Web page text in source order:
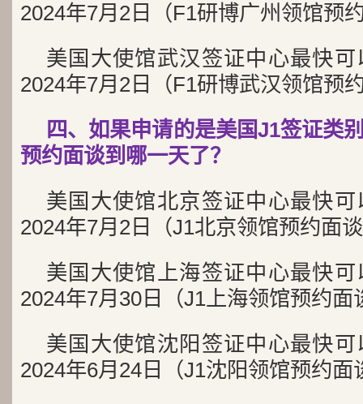
2024年7月2日（F1研博广州领馆预
美国大使馆武汉签证中心最快
2024年7月2日（F1研博武汉领馆预
四、如果申请的是美国J1签证类
预约面谈到哪一天了？
美国大使馆北京签证中心最快
2024年7月2日（J1北京领馆预约面
美国大使馆上海签证中心最快
2024年7月30日（J1上海领馆预约面
美国大使馆沈阳签证中心最快
2024年6月24日（J1沈阳领馆预约面